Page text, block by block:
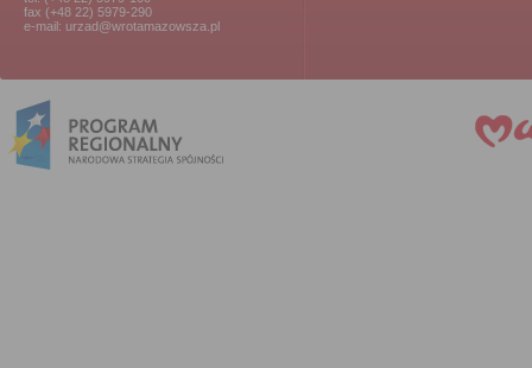
fax (+48 22) 5979-290
e-mail: urzad@wrotamazowsza.pl